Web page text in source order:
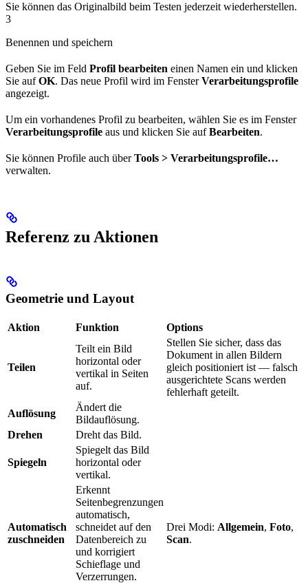
Sie können das Originalbild beim Testen jederzeit wiederherstellen.
3
Benennen und speichern
Geben Sie im Feld Profil bearbeiten einen Namen ein und klicken
Sie aufOK. Das neue Profil wird im FensterVerarbeitungsprofile
angezeigt.
Um ein vorhandenes Profil zu bearbeiten, wählen Sie es im Fenster
Verarbeitungsprofile aus und klicken Sie aufBearbeiten.
Sie können Profile auch überTools > Verarbeitungsprofile…
verwalten.
Referenz zu Aktionen
Geometrie und Layout
Aktion Funktion Options
Teilen
Teilt ein Bild
horizontal oder
vertikal in Seiten
auf.
Stellen Sie sicher, dass das
Dokument in allen Bildern
gleich positioniert ist — falsch
ausgerichtete Scans werden
fehlerhaft geteilt.
Auflösung
Ändert die
Bildauflösung.
Drehen
Dreht das Bild.
Spiegeln
Spiegelt das Bild
horizontal oder
vertikal.
Automatisch
zuschneiden
Erkennt
Seitenbegrenzungen
automatisch,
schneidet auf den
Datenbereich zu
und korrigiert
Schieflage und
Verzerrungen.
Drei Modi: Allgemein, Foto,
Scan.